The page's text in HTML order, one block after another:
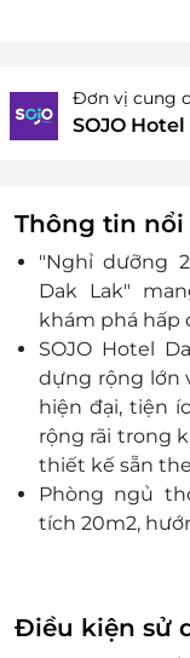
Đơn vị cung
SOJO Hotel
Thông tin nổi
"Nghỉ dưỡng
Dak Lak"
khám phá hấp
SOJO Hotel
dựng rộng lớn
hiện đại, tiện
rộng rãi trong
thiết kế sẵn
Phòng ngủ
tích 20m2,
những tiện
làm việc, tủ
không gian
SOJO Hotel
Điều kiện sử